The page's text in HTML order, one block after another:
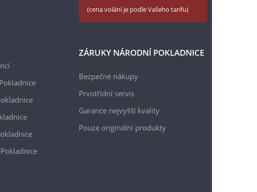
(cena volání je podle Vašeho tarifu)
ZÁRUKY NÁRODNÍ POKLADNICE
Bezpečné nákupy
Prvotřídní servis
Garance nejvyšší kvality
Pouze originální produkty